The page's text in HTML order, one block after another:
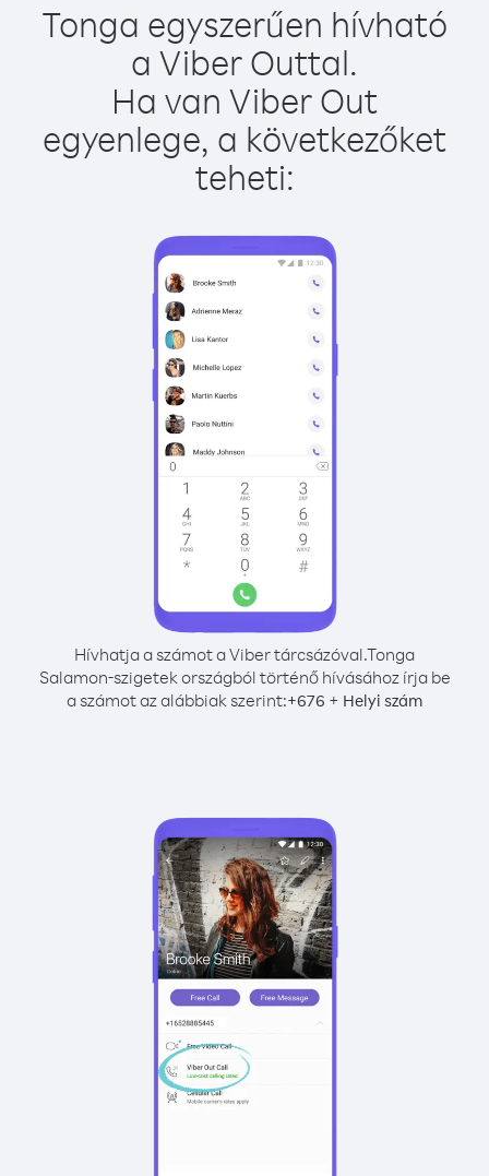
Tonga egyszerűen hívható
a Viber Outtal.
Ha van Viber Out
egyenlege, a következőket
teheti:
Hívhatja a számot a Viber tárcsázóval.Tonga
Salamon-szigetek országból történő hívásához írja be
a számot az alábbiak szerint:+676 + Helyi szám